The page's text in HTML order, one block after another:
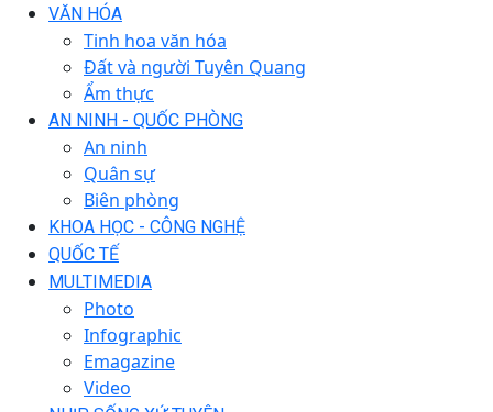
VĂN HÓA
Tinh hoa văn hóa
Đất và người Tuyên Quang
Ẩm thực
AN NINH - QUỐC PHÒNG
An ninh
Quân sự
Biên phòng
KHOA HỌC - CÔNG NGHỆ
QUỐC TẾ
MULTIMEDIA
Photo
Infographic
Emagazine
Video